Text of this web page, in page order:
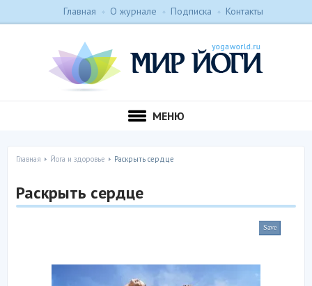
Главная О журнале Подписка Контакты
МЕНЮ
Главная Йога и здоровье Раскрыть сердце
Раскрыть сердце
Save